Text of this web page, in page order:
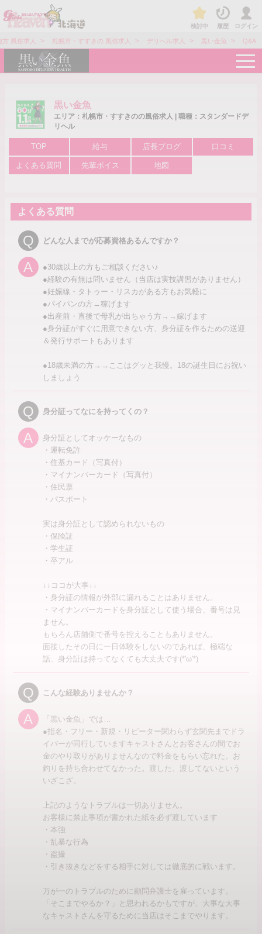
検討中 履歴 ログイン
風俗求人 > 札幌市・すすきの 風俗求人 > デリヘル求人 > 黒い金魚 > Q&A
t
o
g
a
i
a
黒い金魚
エリア：札幌市・すすきのの風俗求人 | 職種：スタンダードデ
リヘル
TOP 給与 店長ブログ 口コミ
よくある質問 先輩ボイス 地図
よくある質問
Q どんな人までが応募資格あるんですか？
A
●30歳以上の方もご相談ください♪
●経験の有無は問いません（当店は実技講習がありません）
●妊娠線・タトゥー・リスカがある方もお気軽に
●パイパンの方→稼げます
●出産前・直後で母乳が出ちゃう方→→嫁げます
●身分証がすぐに用意できない方、身分証を作るための送迎
＆発行サポートもあります
●18歳未満の方→→ここはグッと我慢。18の誕生日にお祝い
しましょう
Q 身分証ってなにを持ってくの？
A
身分証としてオッケーなもの
・運転免許
・住基カード（写真付）
・マイナンバーカード（写真付）
・住民票
・パスポート
実は身分証として認められないもの
・保険証
・学生証
・卒アル
↓↓ココが大事↓↓
・身分証の情報が外部に漏れることはありません。
・マイナンバーカードを身分証として使う場合、番号は見
ません。
もちろん店舗側で番号を控えることもありません。
面接したその日に一日体験をしないのであれば、極端な
話、身分証は持ってなくても大丈夫です(*'ω'*)
Q こんな経験ありませんか？
A
「黒い金魚」では…
●指名・フリー・新規・リピーター関わらず玄関先までドラ
イバーが同行していますキャストさんとお客さんの間でお
金のやり取りがありませんなので料金をもらい忘れた。お
釣りを持ち合わせてなかった。渡した、渡してないという
いざこざ。
上記のようなトラブルは一切ありません。
お客様に禁止事項が書かれた紙を必ず渡しています
・本強
・乱暴な行為
・盗撮
・引き抜きなどをする相手に対しては徹底的に戦います。
万が一のトラブルのために顧問弁護士を雇っています。
「そこまでやるか？」と思われるかもですが、大事な大事
なキャストさんを守るために当店はそこまでやります。